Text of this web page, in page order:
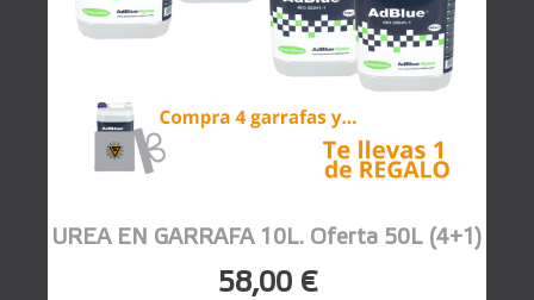
UREA EN GARRAFA 10L. Oferta 50L (4+1)
58,00 €